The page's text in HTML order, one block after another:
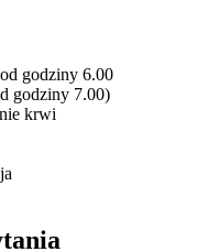
godziny 6.00
godziny 7.00)
krwi